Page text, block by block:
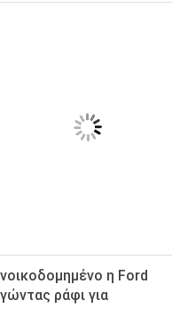
η Ford
ράφι για